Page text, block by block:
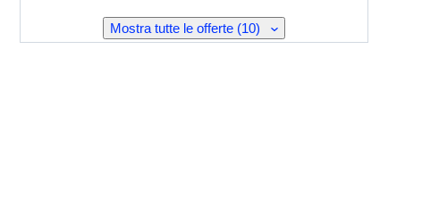
Mostra tutte le offerte (10)